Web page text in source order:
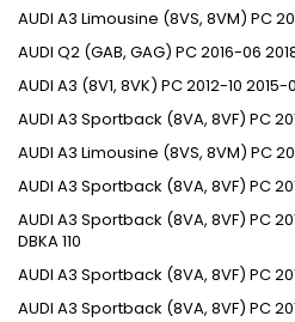
AUDI A3 Limousine (8VS, 8VM) PC
AUDI Q2 (GAB, GAG) PC2016-06
AUDI A3 (8V1, 8VK) PC2012-10 2015-
AUDI A3 Sportback (8VA, 8VF) PC
AUDI A3 Limousine (8VS, 8VM) PC
AUDI A3 Sportback (8VA, 8VF) PC
AUDI A3 Sportback (8VA, 8VF) PC
DBKA110
AUDI A3 Sportback (8VA, 8VF) PC
AUDI A3 Sportback (8VA, 8VF) PC